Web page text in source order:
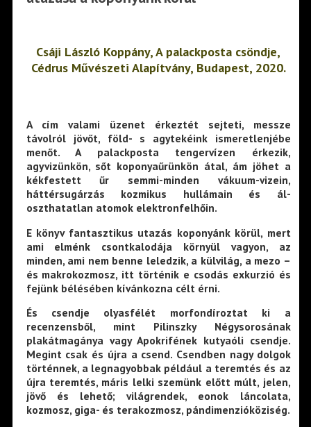
Csáji László Koppány, A palackposta csöndje,
Cédrus Művészeti Alapítvány, Budapest, 2020.
A cím valami üzenet érkeztét sejteti, messze
távolról jövőt, föld- s agytekéink ismeretlenjébe
menőt. A palackposta tengervízen érkezik,
agyvizünkön, sőt koponyaűrünkön átal, ám jöhet a
kékfestett űr semmi-minden vákuum-vizein,
háttérsugárzás kozmikus hullámain és ál-
oszthatatlan atomok elektronfelhőin.
E könyv fantasztikus utazás koponyánk körül, mert
ami elménk csontkalodája környül vagyon, az
minden, ami nem benne leledzik, a külvilág, a mezo –
és makrokozmosz, itt történik e csodás exkurzió és
fejünk bélésében kívánkozna célt érni.
És csendje olyasfélét morfondíroztat ki a
recenzensből, mint Pilinszky Négysorosának
plakátmagánya vagy Apokrifének kutyaóli csendje.
Megint csak és újra a csend. Csendben nagy dolgok
történnek, a legnagyobbak például a teremtés és az
újra teremtés, máris lelki szemünk előtt múlt, jelen,
jövő és lehető; világrendek, eonok láncolata,
kozmosz, giga- és terakozmosz, pándimenzióköziség.